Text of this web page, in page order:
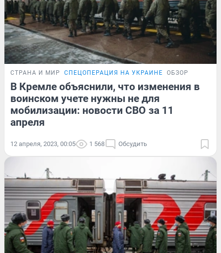
СТРАНА И МИР СПЕЦОПЕРАЦИЯ НА УКРАИНЕ ОБЗОР
В Кремле объяснили, что изменения в
воинском учете нужны не для
мобилизации: новости СВО за 11
апреля
12 апреля, 2023, 00:05 1 568 Обсудить